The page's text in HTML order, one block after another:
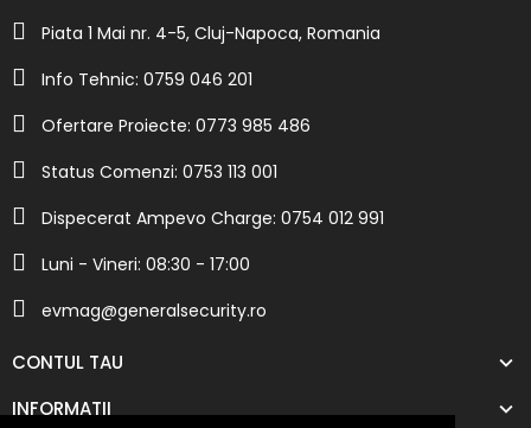
Piata 1 Mai nr. 4-5, Cluj-Napoca, Romania
Info Tehnic: 0759 046 201
Ofertare Proiecte: 0773 985 486
Status Comenzi: 0753 113 001
Dispecerat Ampevo Charge: 0754 012 991
Luni - Vineri: 08:30 - 17:00
evmag@generalsecurity.ro
CONTUL TAU
INFORMATII